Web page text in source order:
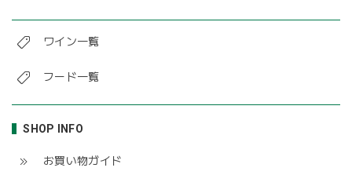
ワイン一覧
フード一覧
SHOP INFO
お買い物ガイド